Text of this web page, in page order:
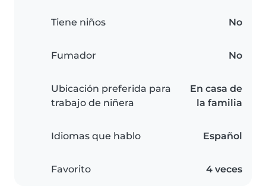
Tiene niños No
Fumador No
Ubicación preferida para
trabajo de niñera
En casa de
la familia
Idiomas que hablo Español
Favorito 4 veces